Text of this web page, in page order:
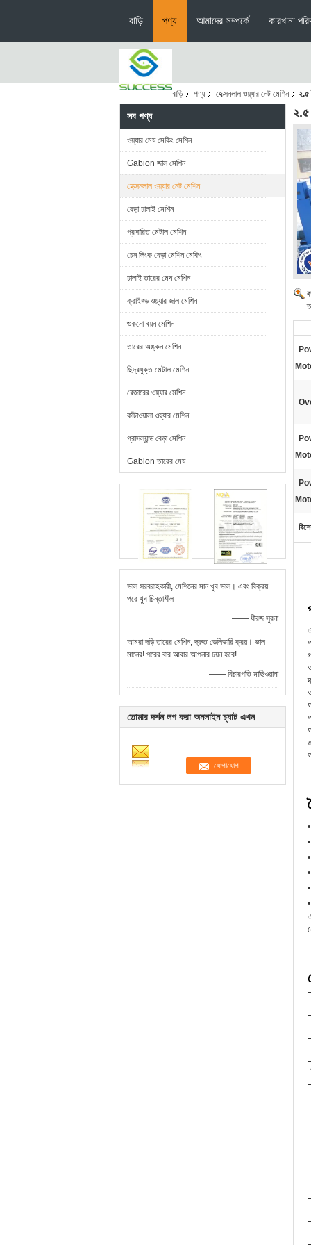
বাড়ি পণ্য আমাদের সম্পর্কে কারখানা
বাড়ি পণ্য হেক্সনলাল ওয়্যার নেট মেশিন ২.৫
সব পণ্য
ওয়্যার মেষ মেকিং মেশিন
Gabion জাল মেশিন
হেক্সনলাল ওয়্যার নেট মেশিন
বেড়া ঢালাই মেশিন
প্রসারিত মেটাল মেশিন
চেন লিংক বেড়া মেশিন মেকিং
ঢালাই তারের মেষ মেশিন
ক্রাইফ্ড ওয়্যার জাল মেশিন
শুকনো বয়ন মেশিন
তারের অঙ্কন মেশিন
ছিদ্রযুক্ত মেটাল মেশিন
রেজারের ওয়্যার মেশিন
কাঁটাওয়ালা ওয়্যার মেশিন
গ্রাসল্যান্ড বেড়া মেশিন
Gabion তারের মেষ
ভাল সরবরাহকারী, মেশিনের মান খুব ভাল। এবং বিক্রয়
পরে খুব চিন্তাশীল
—— ধীরজ সুরনা
আমরা দড়ি তারের মেশিন, দ্রুত ডেলিভারি ক্রয়। ভাল
মানের! পরের বার আবার আপনার চয়ন হবে!
—— বিচারপতি মাছিওয়ানা
তোমার দর্শন লগ করা অনলাইন চ্যাট এখন
২.৫